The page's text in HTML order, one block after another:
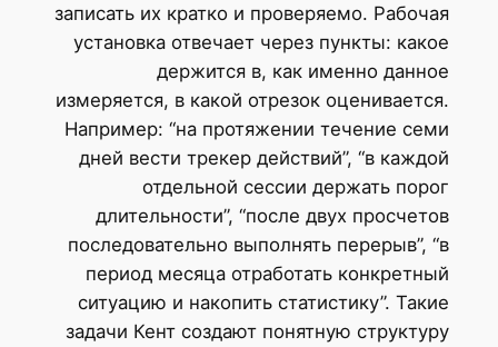
записать их кратко и проверяемо. Рабочая
установка отвечает через пункты: какое
держится в, как именно данное
измеряется, в какой отрезок оценивается.
Например: “на протяжении течение семи
дней вести трекер действий”, “в каждой
отдельной сессии держать порог
длительности”, “после двух просчетов
последовательно выполнять перерыв”, “в
период месяца отработать конкретный
ситуацию и накопить статистику”. Такие
задачи Кент создают понятную структуру